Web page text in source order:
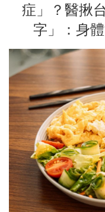
症」？醫揪
字」：身